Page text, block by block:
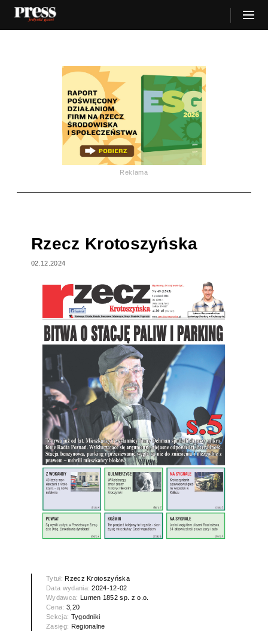
Reklama
Rzecz Krotoszyńska
02.12.2024
Tytuł:Rzecz Krotoszyńska
Data wydania:2024-12-02
Wydawca: Lumen 1852 sp. z o.o.
Cena: 3,20
Sekcja: Tygodniki
Zasięg: Regionalne